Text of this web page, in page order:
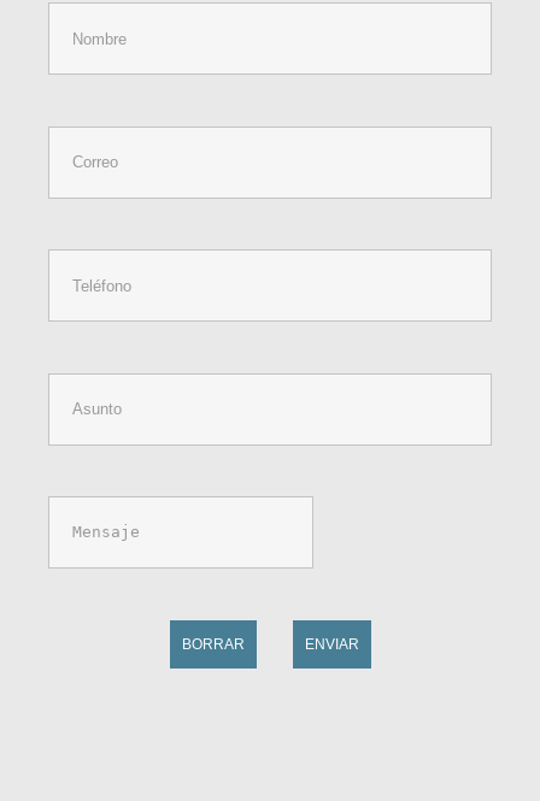
BORRAR ENVIAR